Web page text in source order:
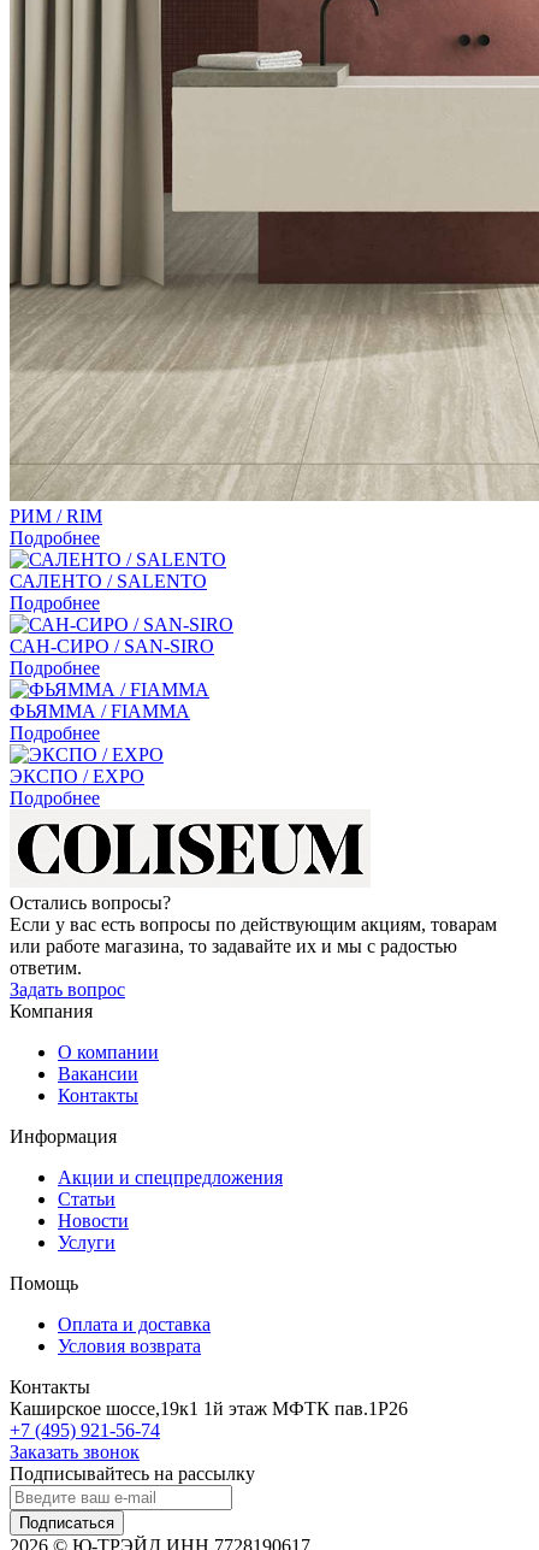
РИМ / RIM
Подробнее
САЛЕНТО / SALENTO
Подробнее
САН-СИРО / SAN-SIRO
Подробнее
ФЬЯММА / FIAMMA
Подробнее
ЭКСПО / EXPO
Подробнее
Остались вопросы?
Если у вас есть вопросы по действующим акциям, товарам
или работе магазина, то задавайте их и мы с радостью
ответим.
Задать вопрос
Компания
О компании
Вакансии
Контакты
Информация
Акции и спецпредложения
Статьи
Новости
Услуги
Помощь
Оплата и доставка
Условия возврата
Контакты
Каширское шоссе,19к1 1й этаж МФТК пав.1Р26
+7 (495) 921-56-74
Заказать звонок
Подписывайтесь на рассылку
Подписаться
2026 © Ю-ТРЭЙД ИНН 7728190617